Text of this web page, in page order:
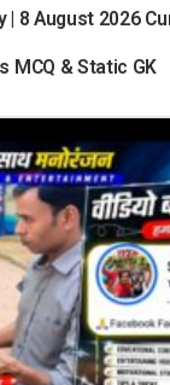
8 August 2026
MCQ & Static GK